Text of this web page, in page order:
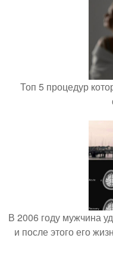
Топ 5 процедур
В 2006 году мужчина
и после этого его